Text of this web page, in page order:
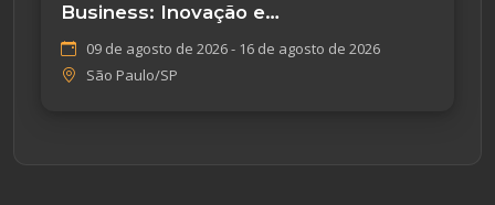
Business: Inovação e
Empreendedorismo
09 de agosto de 2026 - 16 de agosto de 2026
São Paulo/SP